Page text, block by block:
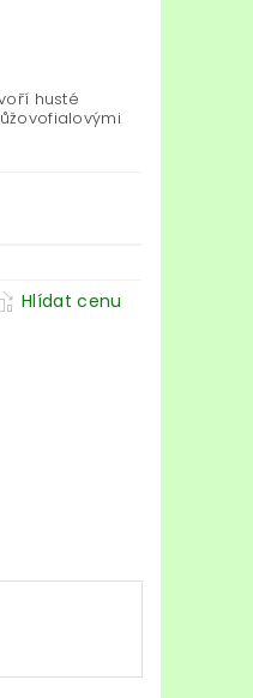
husté
Hlídat cenu